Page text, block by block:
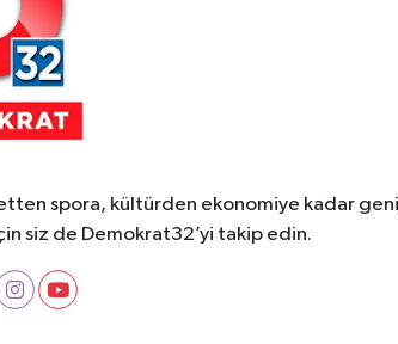
spora, kültürden ekonomiye kadar
siz de Demokrat32’yi takip edin.